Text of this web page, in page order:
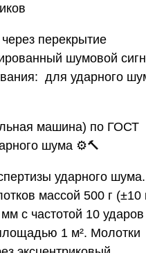
перекрытие
шумовой
для ударного
машина) по ГОСТ
шума ⚙️🔨
ударного шума.
массой 500 г (±10
с частотой 10 ударов
1 м². Молотки